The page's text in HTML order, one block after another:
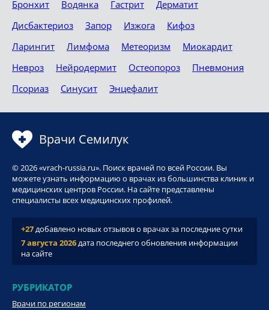
Бронхит
Водянка Гастрит
Дерматит
Дисбактериоз
Запор Изжога
Кифоз
Ларингит
Лимфома Метеоризм
Миокардит
Невроз
Нейродермит Остеопороз
Пневмония
Псориаз
Синусит Энцефалит
Врачи Семилук
© 2026 «vrach-russia.ru». Поиск врачей по всей России. Вы
можете узнать информацию о врачах из большинства клиник и
медицинских центров России. На сайте представлены
специалисты всех медицинских профилей.
+27добавлено новых отзывов о врачах за последние сутки
7 августа 2026дата последнего обновления информации
на сайте
РУБРИКАТОР
Врачи по регионам